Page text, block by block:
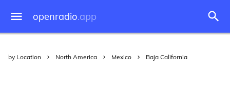
openradio.app
by Location North America Mexico Baja California